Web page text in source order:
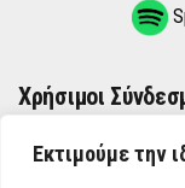
Εκτιμούμε την
Χρήσιμοι
ΌΡΟΙ ΧΡΉΣΗΣ